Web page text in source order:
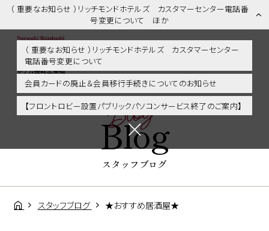
（ 重要なお知らせ ）リッチモンドホテルズ カスタマーセンター電話番
号変更について ほか
（ 重要なお知らせ ）リッチモンドホテルズ カスタマーセンター
電話番号変更について
会員カードの廃止＆会員移行手続きについてのお知らせ
【フロントロビー設置パブリックパソコンサービス終了のご案内】
スタッフブログ | 長崎市内・観光・グルメに好アクセス！リッチモンド
ホテル長崎思案橋
Blog
Blog
スタッフブログ
スタッフブログ ★おすすめ居酒屋★